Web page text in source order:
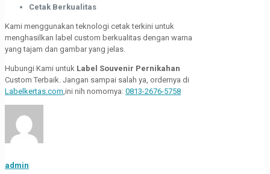
Cetak Berkualitas
Kami menggunakan teknologi cetak terkini untuk
menghasilkan label custom berkualitas dengan warna
yang tajam dan gambar yang jelas.
Hubungi Kami untuk Label Souvenir Pernikahan
Custom Terbaik. Jangan sampai salah ya, ordernya di
Labelkertas.com ,ini nih nomornya: 0813-2676-5758
admin